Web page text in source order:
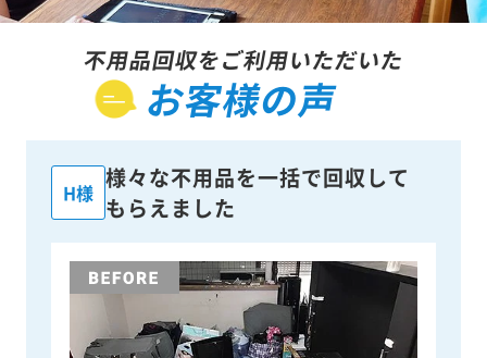
不用品回収をご利用いただいた
お客様の声
H様
様々な不用品を一括で回収して
もらえました